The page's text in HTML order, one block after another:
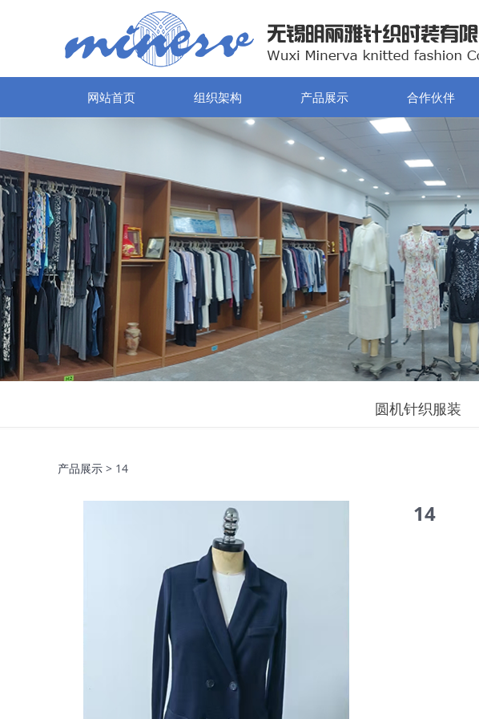
网站首页 组织架构 产品展示 合作伙伴
圆机针织服装
产品展示 > 14
14